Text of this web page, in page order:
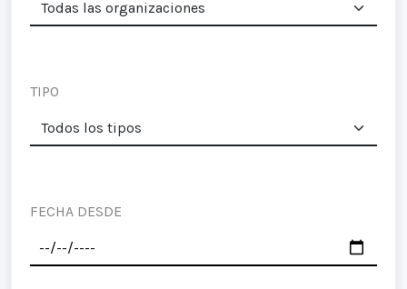
TIPO
FECHA DESDE